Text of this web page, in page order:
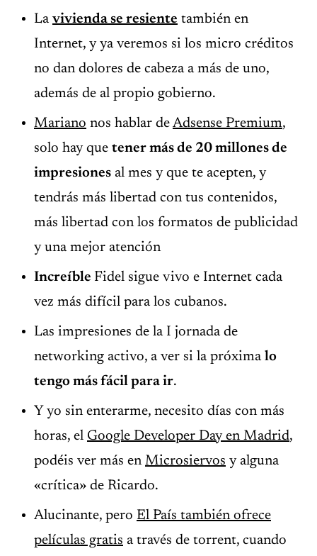
La vivienda se resiente también en
Internet, y ya veremos si los micro créditos
no dan dolores de cabeza a más de uno,
además de al propio gobierno.
Mariano nos hablar de Adsense Premium,
solo hay que tener más de 20 millones de
impresiones al mes y que te acepten, y
tendrás más libertad con tus contenidos,
más libertad con los formatos de publicidad
y una mejor atención
Increíble Fidel sigue vivo e Internet cada
vez más difícil para los cubanos.
Las impresiones de la I jornada de
networking activo, a ver si la próxima lo
tengo más fácil para ir.
Y yo sin enterarme, necesito días con más
horas, el Google Developer Day en Madrid,
podéis ver más en Microsiervos y alguna
«crítica» de Ricardo.
Alucinante, pero El País también ofrece
películas gratis a través de torrent, cuando